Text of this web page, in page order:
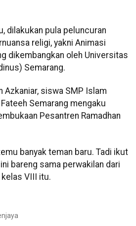
dilakukan pula peluncuran
religi, yakni Animasi
dikembangkan oleh Universitas
Semarang.
Azkaniar, siswa SMP Islam
Semarang mengaku
Pesantren Ramadhan
banyak teman baru. Tadi ikut
bareng sama perwakilan dari
VIII itu.